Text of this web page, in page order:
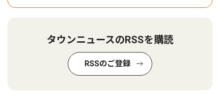
タウンニュースのRSSを購読
RSSのご登録